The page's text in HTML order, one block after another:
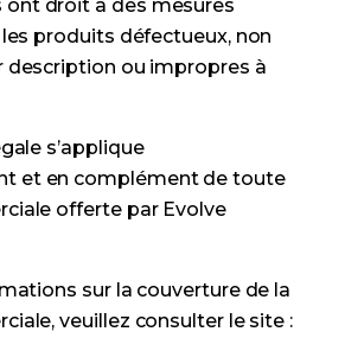
droit à des mesures
produits défectueux, non
description ou impropres à
s’applique
et en complément de toute
offerte par Evolve
sur la couverture de la
veuillez consulter le site :